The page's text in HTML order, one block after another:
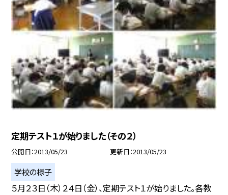
定期テスト１が始りました（その２）
公開日 2013/05/23 更新日 2013/05/23
学校の様子
５月２３日（木）２４日（金）、定期テスト１が始りました。各教